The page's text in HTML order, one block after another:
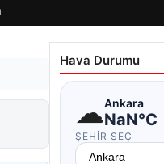
Hava Durumu
☁Ankara
NaN°C
ŞEHIR SEÇ